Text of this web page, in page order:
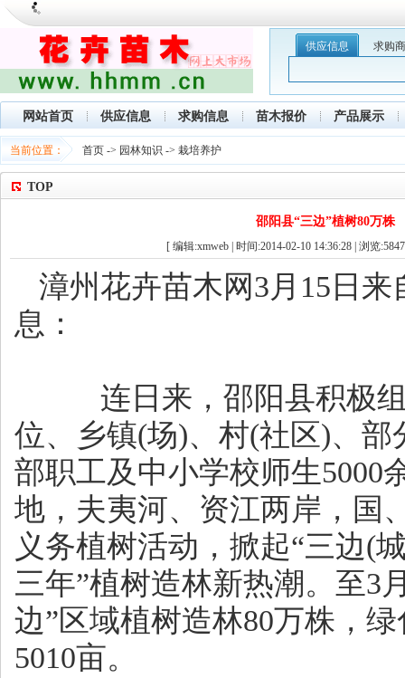
供应信息 求购
网站首页 供应信息 求购信息 苗木报价 产品展示
当前位置： 首页 -> 园林知识 -> 栽培养护
TOP
邵阳县“三边”植树80万株
[ 编辑:xmweb | 时间:2014-02-10 14:36:28 | 浏览:5847
漳州花卉苗木网3月15日来
息：
连日来，邵阳县积极组
位、乡镇(场)、村(社区)、部
部职工及中小学校师生5000
地，夫夷河、资江两岸，国
义务植树活动，掀起“三边(
三年”植树造林新热潮。至3
边”区域植树造林80万株，
5010亩。